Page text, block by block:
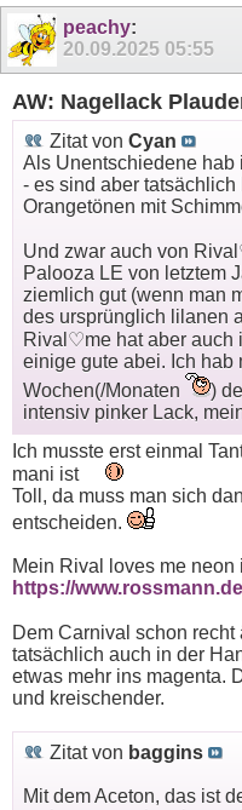
peachy:
20.09.2025 05:55
AW: Nagellack
Zitat von Cyan
Als Unentschiedene hab
- es sind aber
Orangetönen mit
Und zwar auch von
Palooza LE von letztem
ziemlich gut (wenn man
des ursprünglich lilanen
Rival♡me hat aber auch
einige gute abei. Ich hab
Wochen(/Monaten
)
intensiv pinker Lack,
Ich musste erst einmal
mani ist
Toll, da muss man sich
entscheiden.
Mein Rival loves me neon
https://
Dem Carnival schon recht
tatsächlich auch in der
etwas mehr ins magenta.
und kreischender.
Zitat von baggins
Mit dem Aceton, das ist